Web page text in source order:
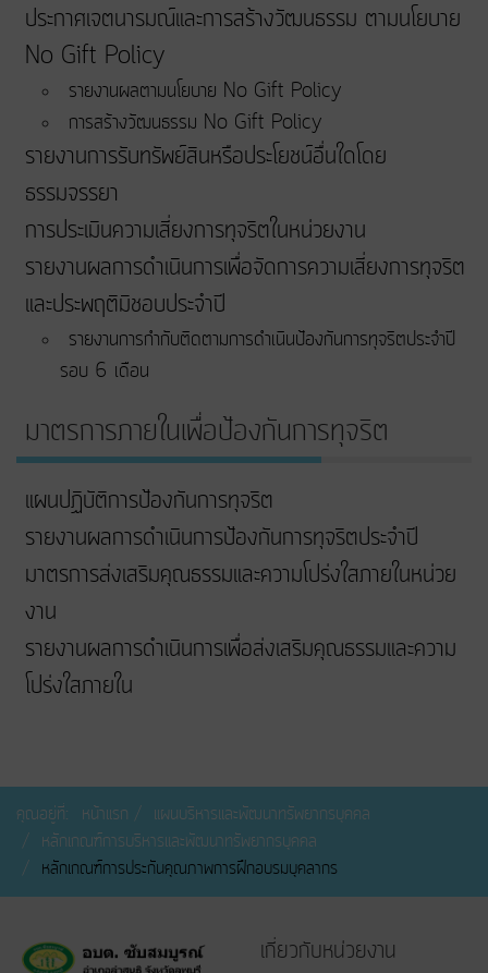
ประกาศเจตนารมณ์และการสร้างวัฒนธรรม ตามนโยบาย
No Gift Policy
รายงานผลตามนโยบาย No Gift Policy
การสร้างวัฒนธรรม No Gift Policy
รายงานการรับทรัพย์สินหรือประโยชน์อื่นใดโดย
ธรรมจรรยา
การประเมินความเสี่ยงการทุจริตในหน่วยงาน
รายงานผลการดำเนินการเพื่อจัดการความเสี่ยงการทุจริต
และประพฤติมิชอบประจำปี
รายงานการกำกับติดตามการดำเนินป้องกันการทุจริตประจำปี
รอบ 6 เดือน
มาตรการภายในเพื่อป้องกันการทุจริต
แผนปฏิบัติการป้องกันการทุจริต
รายงานผลการดำเนินการป้องกันการทุจริตประจำปี
มาตรการส่งเสริมคุณธรรมและความโปร่งใสภายในหน่วย
งาน
รายงานผลการดำเนินการเพื่อส่งเสริมคุณธรรมและความ
โปร่งใสภายใน
คุณอยู่ที่: หน้าแรก
แผนบริหารและพัฒนาทรัพยากรบุคคล
หลักเกณฑ์การบริหารและพัฒนาทรัพยากรบุคคล
หลักเกณฑ์การประกันคุณภาพการฝึกอบรมบุคลากร
เกี่ยวกับหน่วยงาน